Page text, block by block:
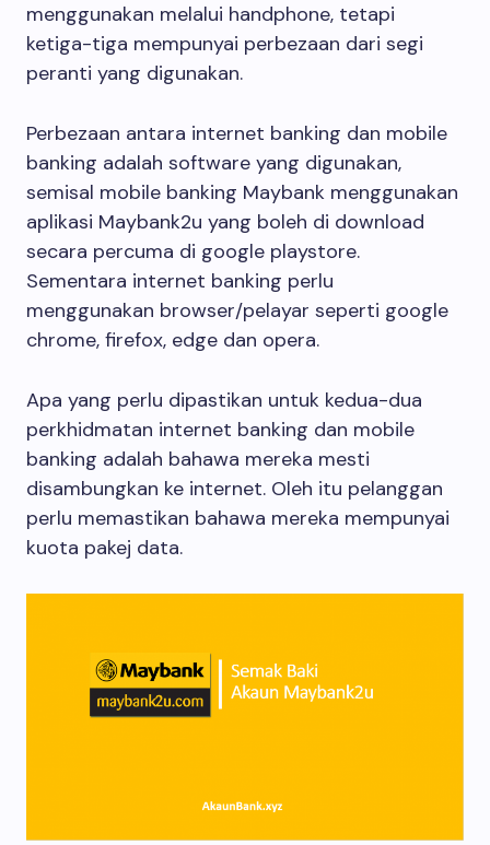
menggunakan melalui handphone, tetapi
ketiga-tiga mempunyai perbezaan dari segi
peranti yang digunakan.
Perbezaan antara internet banking dan mobile
banking adalah software yang digunakan,
semisal mobile banking Maybank menggunakan
aplikasi Maybank2u yang boleh di download
secara percuma di google playstore.
Sementara internet banking perlu
menggunakan browser/pelayar seperti google
chrome, firefox, edge dan opera.
Apa yang perlu dipastikan untuk kedua-dua
perkhidmatan internet banking dan mobile
banking adalah bahawa mereka mesti
disambungkan ke internet. Oleh itu pelanggan
perlu memastikan bahawa mereka mempunyai
kuota pakej data.